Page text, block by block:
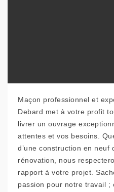
Maçon professionnel et
Debard met à votre profit
livrer un ouvrage
attentes et vos besoins.
d’une construction en neuf
rénovation, nous
rapport à votre projet.
passion pour notre travail ;